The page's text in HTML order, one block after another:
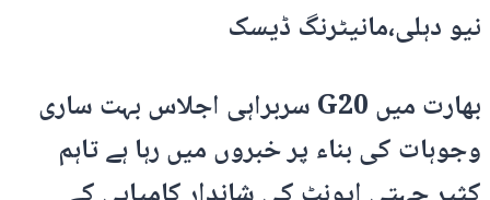
نیو دہلی،مانیٹرنگ ڈیسک
بھارت میں G20 سربراہی اجلاس بہت ساری
وجوہات کی بناء پر خبروں میں رہا ہے تاہم